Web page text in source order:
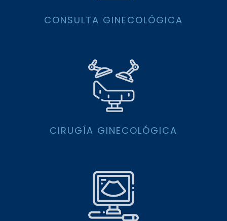
CONSULTA GINECOLÓGICA
CIRUGÍA GINECOLÓGICA